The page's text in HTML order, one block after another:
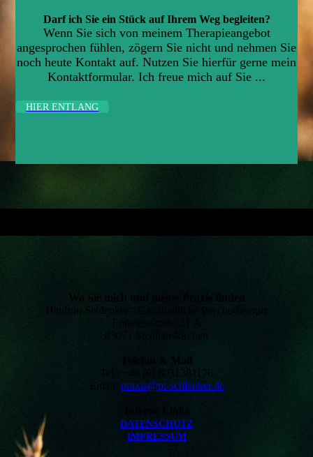
Darf ich Sie ein Stück auf Ihrem Weg begleiten?
Wenn Sie sich von meinem Therapieangebot
angesprochen fühlen, zögern Sie nicht und nehmen Sie
noch heute Kontakt auf. Nutzen Sie hierfür gerne mein
Kontaktformular. Ich freue mich auf Sie ...
HIER ENTLANG
Tel.: +49 (0) 8031381176
praxis@pt-schlenker.de
DATEN­SCHUTZ
IMPRESSUM